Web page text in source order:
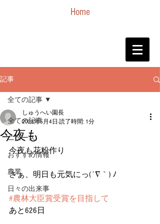
Home
記事
全ての記事
ニュース
おすすめ情報
農業
日々の出来事
全ての記事
今夜も
しゅうへい園長
2025年5月4日 読了時間: 1分
今夜も花粉作り
さぁ、明日も元気にっ(´∇｀) ﾉ
#農林大臣賞受賞を目指して
あと626日